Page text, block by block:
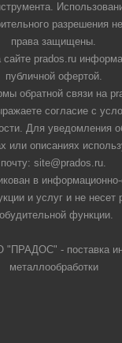
разрешения
права защищены.
сайте prados.ru
публичной офертой.
обратной связи на
согласие с
Для уведомления
или описаниях
почту: site@prados.ru.
в
и услуг и не
функции.
- поставка
металлообработки